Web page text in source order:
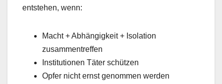
entstehen, wenn:
Macht + Abhängigkeit + Isolation
zusammentreffen
Institutionen Täter schützen
Opfer nicht ernst genommen werden